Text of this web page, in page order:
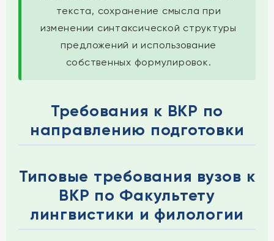
текста, сохранение смысла при
изменении синтаксической структуры
предложений и использование
собственных формулировок.
Требования к ВКР по
направлению подготовки
Типовые требования вузов к
ВКР по Факультету
лингвистики и филологии